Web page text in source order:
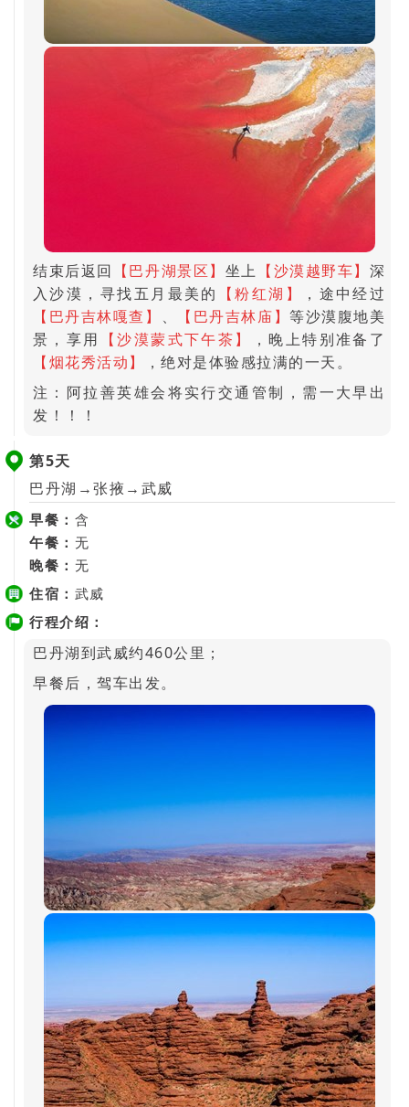
结束后返回 【巴丹湖景区】 坐上 【沙漠越野车】 深
入沙漠，寻找五月最美的
【粉红湖】
，途中经过
【巴丹吉林嘎查】
、 【巴丹吉林庙】等沙漠腹地美
景，享用
【沙漠蒙式下午茶】
，晚上特别准备了
【烟花秀活动】
，绝对是体验感拉满的一天。
注：阿拉善英雄会将实行交通管制，需一大早出
发！！！
第5天
巴丹湖→张掖→武威
早餐： 含
午餐： 无
晚餐： 无
住宿： 武威
行程介绍：
巴丹湖到武威约460公里；
早餐后，驾车出发。